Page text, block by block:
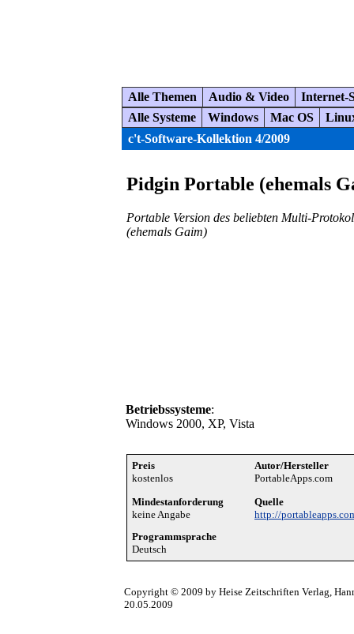
Alle Themen Audio & Video
Internet-
Alle Systeme
Windows Mac OS
c't-Software-Kollektion 4/2009
Pidgin Portable (ehemals
Portable Version des beliebten Multi-
(ehemals Gaim)
Betriebssysteme:
Windows 2000, XP, Vista
Preis
kostenlos
Autor/Hersteller
PortableApps.com
Mindestanforderung
keine Angabe
Quelle
http://
Programmsprache
Deutsch
Copyright © 2009 by Heise Zeitschriften Verlag,
20.05.2009